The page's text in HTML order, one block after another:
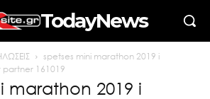
TodayNews
spetses mini marathon 2019 i
161019
marathon 2019 i